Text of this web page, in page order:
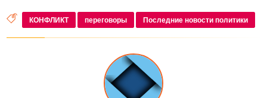
КОНФЛИКТ переговоры Последние новости политики